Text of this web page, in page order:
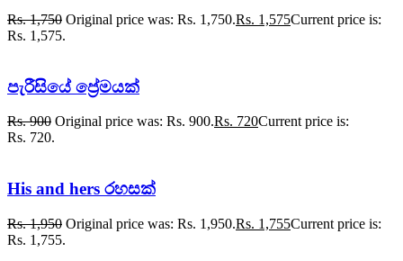
Rs.1,750 Original price was: Rs. 1,750.Rs. 1,575Current price is:
Rs. 1,575.
පැරීසියේ ප්‍රේමයක්
Rs.900 Original price was: Rs. 900.Rs. 720Current price is:
Rs. 720.
His and hers රහසක්
Rs.1,950 Original price was: Rs. 1,950.Rs. 1,755Current price is:
Rs. 1,755.